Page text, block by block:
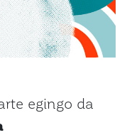
egingo da